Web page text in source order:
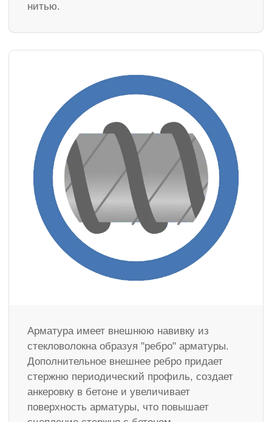
нитью.
Арматура имеет внешнюю навивку из
стекловолокна образуя "ребро" арматуры.
Дополнительное внешнее ребро придает
стержню периодический профиль, создает
анкеровку в бетоне и увеличивает
поверхность арматуры, что повышает